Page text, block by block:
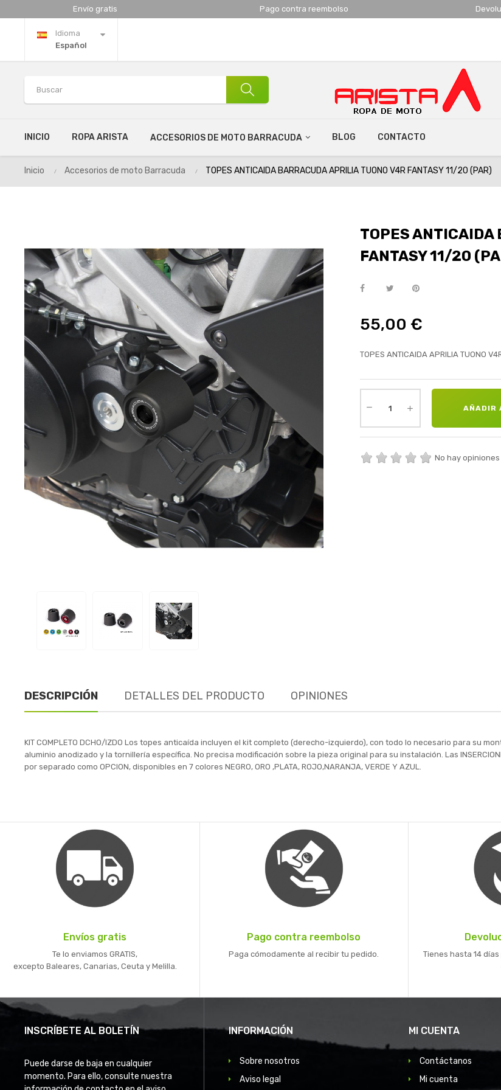
Envío gratis Pago contra reembolso
Idioma
Español
INICIO ROPA ARISTA ACCESORIOS DE MOTO BARRACUDA BLOG CONTACTO
Inicio Accesorios de moto Barracuda TOPES ANTICAIDA BARRACUDA APRILIA TUONO V4R FANTASY 11/20 (PAR)
TOPES ANTICAIDA
FANTASY 11/20
55,00 €
TOPES ANTICAIDA APRILIA TUONO
AÑADIR
No hay
DESCRIPCIÓN DETALLES DEL PRODUCTO OPINIONES
KIT COMPLETO DCHO/IZDO Los topes anticaída incluyen el kit completo (derecho-izquierdo), con todo lo necesario para su
aluminio anodizado y la tornillería específica. No precisa modificación sobre la pieza original para su instalación. Las
por separado como OPCION, disponibles en 7 colores NEGRO, ORO ,PLATA, ROJO,NARANJA, VERDE Y AZUL.
Envíos gratis
Te lo enviamos GRATIS,
excepto Baleares, Canarias, Ceuta y Melilla.
Pago contra reembolso
Paga cómodamente al recibir tu pedido.
Tienes hasta 14
INSCRÍBETE AL BOLETÍN
Puede darse de baja en cualquier
momento. Para ello, consulte nuestra
INFORMACIÓN
Sobre nosotros
Aviso legal
MI CUENTA
Contáctanos
Mi cuenta